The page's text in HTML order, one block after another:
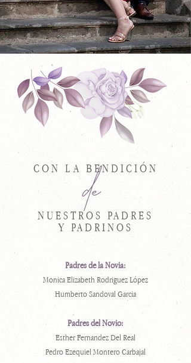
CON LA BENDICIÓN
de
NUESTROS PADRES
Y PADRINOS
Padres de la Novia:
Monica Elizabeth Rodriguez López
Humberto Sandoval Garcia
Padres del Novio:
Esther Fernandez Del Real
Pedro Ezequiel Montero Carbajal